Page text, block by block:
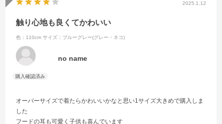
2025.1.12
触り心地も良くてかわいい
色：110cm サイズ：ブルーグレー(グレー・ネコ)
no name
オーバーサイズで着たらかわいいかなと思い1サイズ大きめで購入しま
した
フードの耳も可愛く子供も喜んでいます